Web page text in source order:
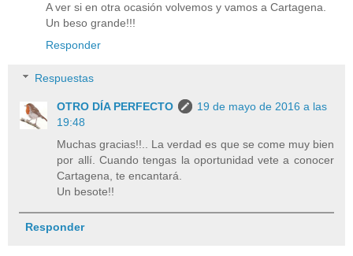
A ver si en otra ocasión volvemos y vamos a Cartagena.
Un beso grande!!!
Responder
Respuestas
OTRO DÍA PERFECTO
19 de mayo de 2016 a las
19:48
Muchas gracias!!.. La verdad es que se come muy bien
por allí. Cuando tengas la oportunidad vete a conocer
Cartagena, te encantará.
Un besote!!
Responder